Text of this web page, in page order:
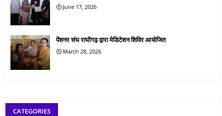
June 17, 2026
पेंशनर संघ राघौगढ़ द्वारा मेडिटेशन शिविर आयोजित
March 28, 2026
CATEGORIES